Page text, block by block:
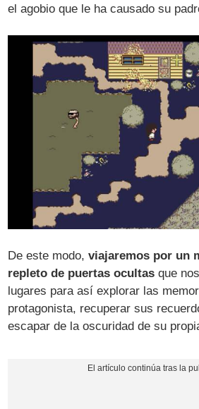
el agobio que le ha causado su
De este modo,viajaremos por un
repleto de puertas ocultas que
lugares para así explorar las
protagonista, recuperar sus
escapar de la oscuridad de su